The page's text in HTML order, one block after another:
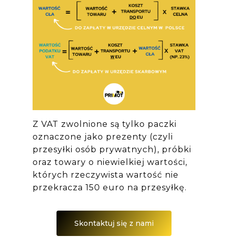
Z VAT zwolnione są tylko paczki
oznaczone jako prezenty (czyli
przesyłki osób prywatnych), próbki
oraz towary o niewielkiej wartości,
których rzeczywista wartość nie
przekracza 150 euro na przesyłkę.
Skontaktuj się z nami